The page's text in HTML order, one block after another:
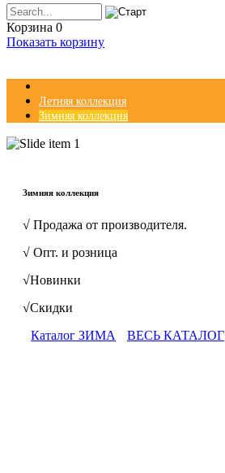
Корзина 0
Показать корзину
Летняя коллекция
Зимняя коллекция
© FreeJoomla! 3 Modules
Зимняя коллекция
√ Продажа от производителя.
√ Опт. и розница
√Новинки
√Скидки
Каталог ЗИМА
ВЕСЬ КАТАЛОГ